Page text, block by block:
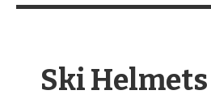
Ski Helmets